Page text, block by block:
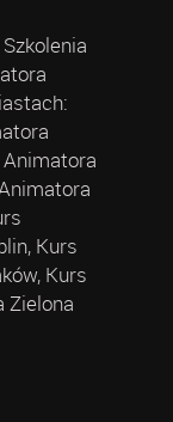
Kurs
Kurs
Zielona